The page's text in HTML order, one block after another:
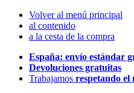
Volver al menú principal
al contenido
a la cesta de la compra
España: envío estándar
Devoluciones gratuitas
Trabajamos respetando el